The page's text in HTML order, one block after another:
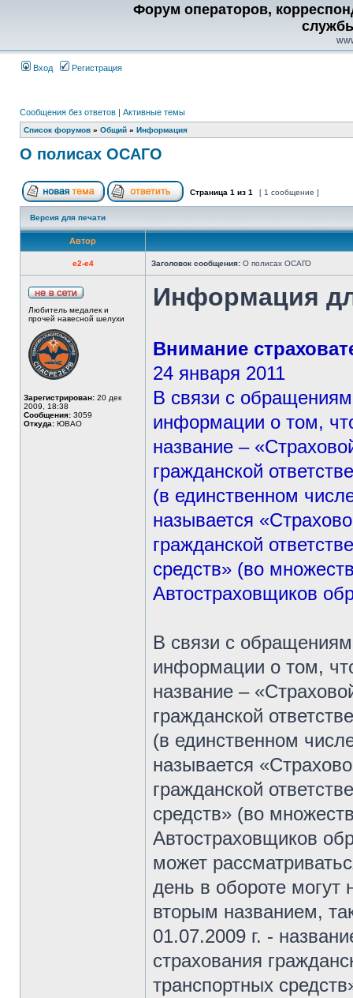
Форум операторов,
Вход Регистрация
Сообщения без ответов | Активные темы
Список форумов » Общий » Информация
О полисах ОСАГО
Страница 1 из 1 [ 1 сообщение ]
Версия для печати
Автор
e2-e4 Заголовок сообщения: О полисах ОСАГО
Любитель медалек и
прочей навесной шелухи
Зарегистрирован: 20 дек
2009, 18:38
Сообщения: 3059
Откуда: ЮВАО
Информация
Внимание
24 января 2011
В связи с
информации о том,
название –
гражданской
(в единственном
называется
гражданской
средств» (во
Автостраховщиков
В связи с
информации о том,
название –
гражданской
(в единственном
называется
гражданской
средств» (во
Автостраховщиков
может
день в обороте могут
вторым названием,
01.07.2009 г. -
страхования
транспортных